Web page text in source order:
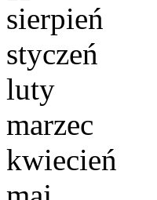
sierpień
styczeń
luty
marzec
kwiecień